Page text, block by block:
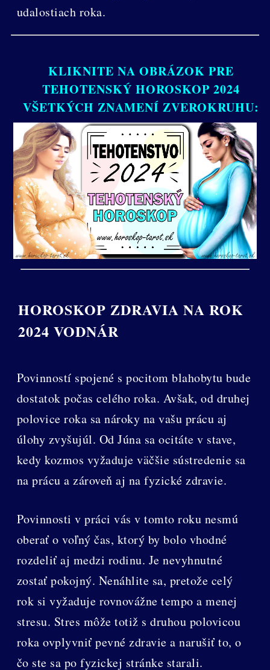
udalostiach roka.
KLIKNITE NA OBRÁZOK PRE
TEHOTENSKÝ HOROSKOP 2024
VŠETKÝCH ZNAMENÍ ZVEROKRUHU:
HOROSKOP ZDRAVIA NA ROK
2024 VODNÁR
Povinností spojené s pocitom blahobytu bude
dostatok počas celého roka. Avšak, od druhej
polovice roka sa nároky na vašu prácu aj
úlohy zvyšujúl. Od Júna sa ocitáte v stave,
kedy kozmos vyžaduje väčšie sústredenie sa
na prácu a zároveň aj na fyzické zdravie.
Povinnosti v práci vás v tomto roku nesmú
oberať o voľný čas, ktorý by bolo vhodné
rozdeliť aj medzi rodinu. Je nevyhnutné
zostať pokojný. Nenáhlite sa, pretože celý
rok si vyžaduje rovnovážne tempo a menej
stresu. Stres môže totiž s druhou polovicou
roka ovplyvniť pevné zdravie a narušiť to, o
čo ste sa po fyzickej stránke starali.